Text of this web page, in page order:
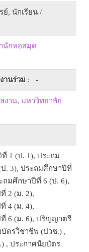
, นักเรียน /
นักหอสมุด
านร่วม : -
งาน, มหาวิทยาลัย
1 (ป. 1), ประถม
. 3), ประถมศึกษาปีที่
ถมศึกษาปีที่ 6 (ป. 6),
2 (ม. 2),
4 (ม. 4),
6 (ม. 6), ปริญญาตรี
ตรวิชาชีพ (ปวช.) ,
, ประกาศนียบัตร